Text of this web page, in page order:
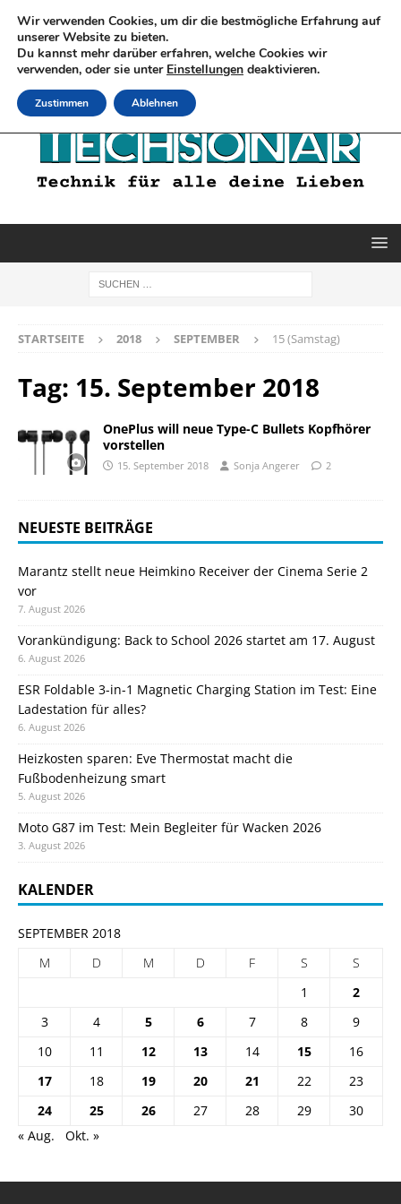
STARTSEITE 2018 SEPTEMBER 15 (Samstag)
Tag: 15. September 2018
OnePlus will neue Type-C Bullets Kopfhörer
vorstellen
15. September 2018 Sonja Angerer 2
NEUESTE BEITRÄGE
Marantz stellt neue Heimkino Receiver der Cinema Serie 2
vor
7. August 2026
Vorankündigung: Back to School 2026 startet am 17. August
6. August 2026
ESR Foldable 3-in-1 Magnetic Charging Station im Test: Eine
Ladestation für alles?
6. August 2026
Heizkosten sparen: Eve Thermostat macht die
Fußbodenheizung smart
5. August 2026
Moto G87 im Test: Mein Begleiter für Wacken 2026
3. August 2026
KALENDER
SEPTEMBER 2018
M
D M D F S
S
1
2
3
4 5 6 7 8
9
10
11 12 13 14 15
16
17
18 19 20 21 22
23
24
25 26 27 28 29
30
« Aug.
Okt. »
Wir verwenden Cookies, um dir die bestmögliche Erfahrung auf
unserer Website zu bieten.
Du kannst mehr darüber erfahren, welche Cookies wir
verwenden, oder sie unter Einstellungen deaktivieren.
Zustimmen Ablehnen